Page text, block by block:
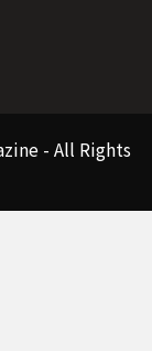
- All Rights